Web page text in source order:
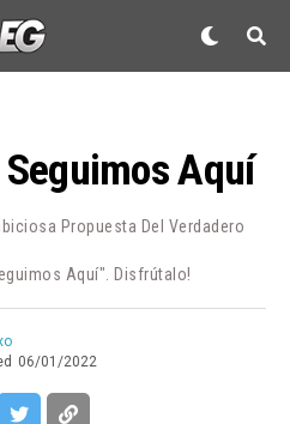
Aquí
Propuesta Del Verdadero
Aquí". Disfrútalo!
06/01/2022